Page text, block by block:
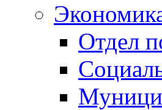
Отдел